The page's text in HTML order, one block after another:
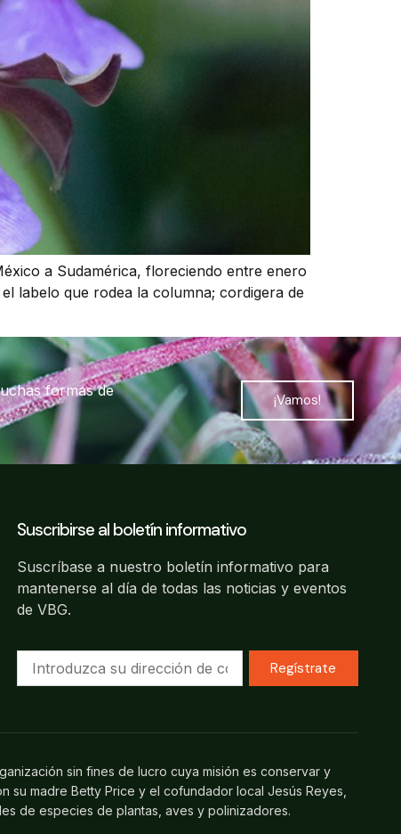
a Sudamérica, floreciendo entre enero
labelo que rodea la columna; cordigera de
formas de
¡Vamos!
Suscribirse al boletín informativo
Suscríbase a nuestro boletín informativo para
mantenerse al día de todas las noticias y eventos
de VBG.
Regístrate
sin fines de lucro cuya misión es conservar y
madre Betty Price y el cofundador local Jesús Reyes,
de especies de plantas, aves y polinizadores.